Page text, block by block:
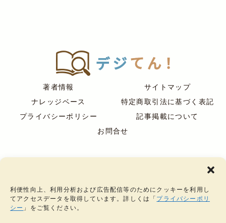
利便性向上、利用分析および広告配信等のためにクッキーを利用し
てアクセスデータを取得しています。詳しくは「 プライバシーポリ
シー 」をご覧ください。
著者情報
サイトマップ
ナレッジベース
特定商取引法に基づく表記
プライバシーポリシー
記事掲載について
お問合せ
クール｜彫金教室 ｜ アトリーエ｜アトリーエ・アクセサリーショー
ケース